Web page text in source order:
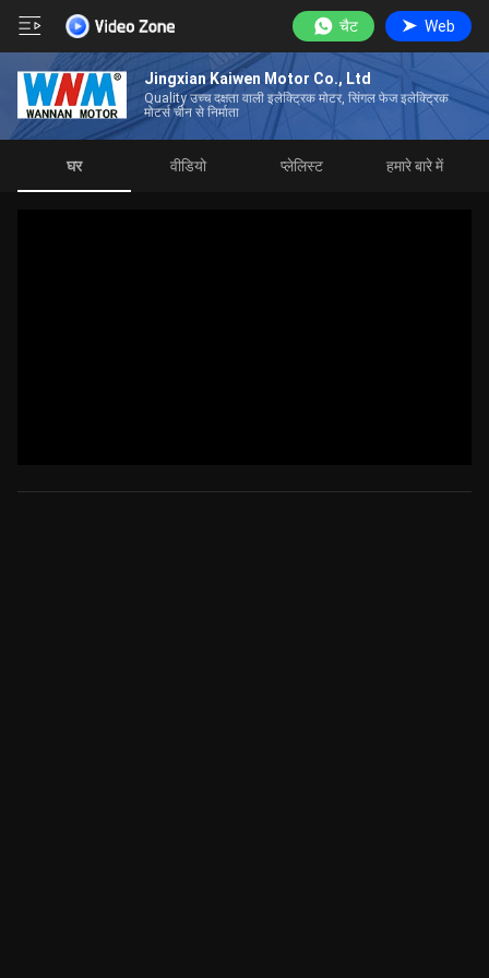
चैट Web
Jingxian Kaiwen Motor Co., Ltd
Quality उच्च दक्षता वाली इलेक्ट्रिक मोटर, सिंगल फेज इलेक्ट्रिक
मोटर्स चीन से निर्माता
घर वीडियो प्लेलिस्ट हमारे बारे में